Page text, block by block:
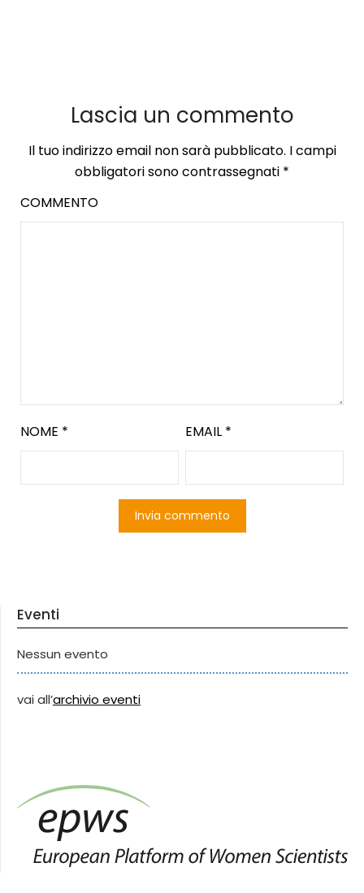
Lascia un commento
Il tuo indirizzo email non sarà pubblicato. I campi
obbligatori sono contrassegnati *
COMMENTO
NOME * EMAIL *
Eventi
Nessun evento
vai all’archivio eventi